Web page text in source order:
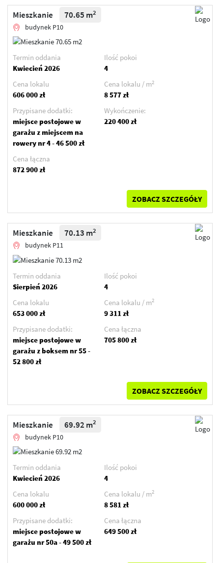
Mieszkanie 70.65 m2
budynek P10
Termin oddania
Kwiecień 2026
Ilość pokoi
4
Cena lokalu
606 000 zł
Cena lokalu / m2
8 577 zł
Przypisane dodatki:
miejsce postojowe w
garażu z miejscem na
rowery nr 4 - 46 500 zł
Wykończenie:
220 400 zł
Cena łączna
872 900 zł
ZOBACZ SZCZEGÓŁY
Mieszkanie 70.13 m2
budynek P11
Termin oddania
Sierpień 2026
Ilość pokoi
4
Cena lokalu
653 000 zł
Cena lokalu / m2
9 311 zł
Przypisane dodatki:
miejsce postojowe w
garażu z boksem nr 55 -
52 800 zł
Cena łączna
705 800 zł
ZOBACZ SZCZEGÓŁY
Mieszkanie 69.92 m2
budynek P10
Termin oddania
Kwiecień 2026
Ilość pokoi
4
Cena lokalu
600 000 zł
Cena lokalu / m2
8 581 zł
Przypisane dodatki:
miejsce postojowe w
garażu nr 50a - 49 500 zł
Cena łączna
649 500 zł